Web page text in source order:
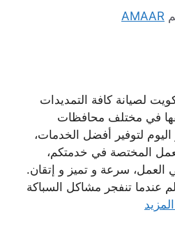
AMAAR
لصيانة كافة التمديدات
في مختلف محافظات
لتوفير أفضل الخدمات،
المختصة في خدمتكم،
العمل، سرعة و تميز و إتقان.
عندما تنفجر مشاكل السباكة